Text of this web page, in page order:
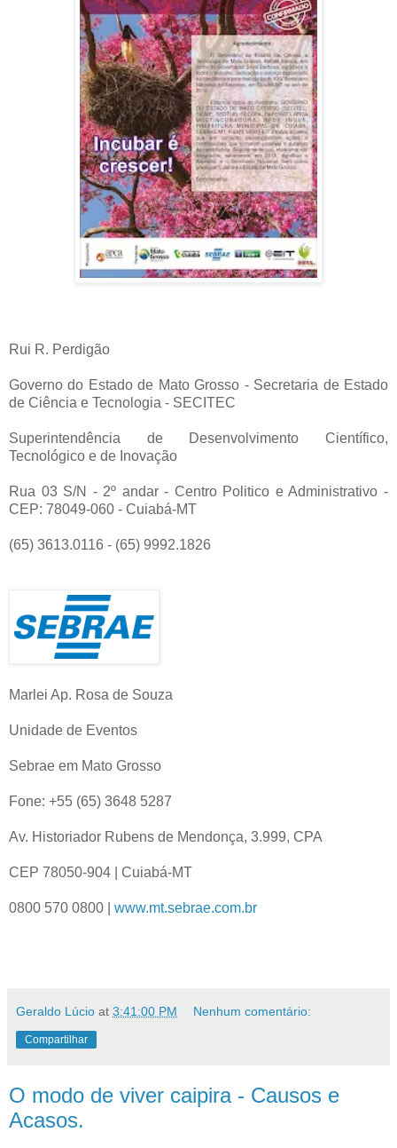
Rui R. Perdigão
Governo do Estado de Mato Grosso - Secretaria de Estado
de Ciência e Tecnologia - SECITEC
Superintendência de Desenvolvimento Científico,
Tecnológico e de Inovação
Rua 03 S/N - 2º andar - Centro Politico e Administrativo -
CEP: 78049-060 - Cuiabá-MT
(65) 3613.0116 - (65) 9992.1826
Marlei Ap. Rosa de Souza
Unidade de Eventos
Sebrae em Mato Grosso
Fone: +55 (65) 3648 5287
Av. Historiador Rubens de Mendonça, 3.999, CPA
CEP 78050-904 | Cuiabá-MT
0800 570 0800 | www.mt.sebrae.com.br
Geraldo Lúcio at 3:41:00 PM Nenhum comentário:
Compartilhar
O modo de viver caipira - Causos e
Acasos.